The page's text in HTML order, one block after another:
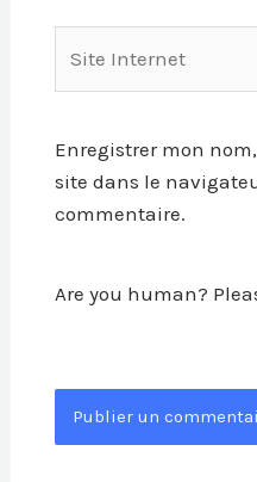
Internet
Enregistrer mon
site dans le
commentaire.
Are you human?